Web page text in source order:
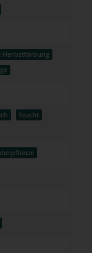
Herbstfärbung
feucht